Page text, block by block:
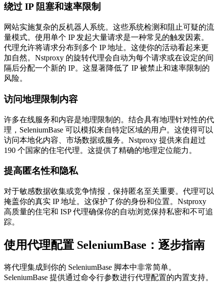
绕过 IP 阻塞和速率限制
网站实施复杂的反机器人系统。这些系统检测和阻止可疑的流
量模式。使用单个 IP 发起大量请求是一种常见的触发因素。
代理允许将请求分布到多个 IP 地址。这使你的活动看起来更
加自然。Nstproxy 的旋转代理会自动为每个请求或在设定的间
隔后分配一个新的 IP。这显著降低了 IP 被禁止和速率限制的
风险。
访问地理限制内容
许多在线服务和内容是地理限制的。结合具有地理针对性的代
理，SeleniumBase 可以模拟来自特定区域的用户。这使得可以
访问本地化内容、市场数据或服务。Nstproxy 提供来自超过
190 个国家的住宅代理。这提供了精确的地理定位能力。
提高匿名性和隐私
对于敏感数据收集或竞争情报，保持匿名至关重要。代理可以
掩盖你的真实 IP 地址。这保护了你的身份和位置。Nstproxy
高质量的住宅和 ISP 代理确保你的自动浏览保持私密和不可追
踪。
使用代理配置 SeleniumBase：逐步指南
将代理集成到你的 SeleniumBase 脚本中非常简单。
SeleniumBase 提供通过命令行参数进行代理配置的内置支持。